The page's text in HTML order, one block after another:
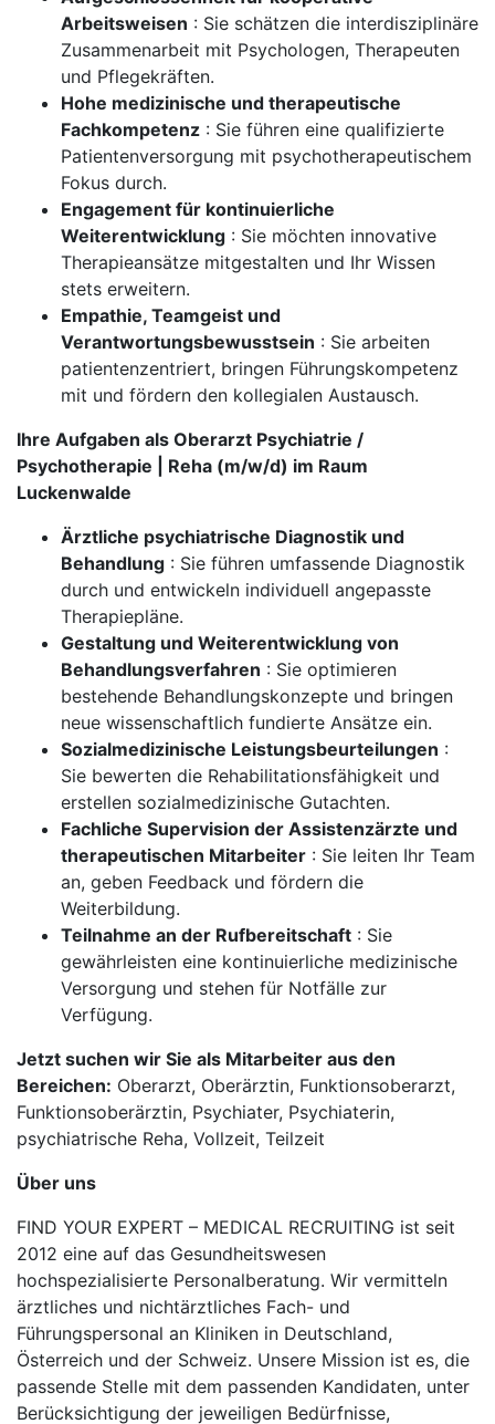
Arbeitsweisen : Sie schätzen die interdisziplinäre
Zusammenarbeit mit Psychologen, Therapeuten
und Pflegekräften.
Hohe medizinische und therapeutische
Fachkompetenz : Sie führen eine qualifizierte
Patientenversorgung mit psychotherapeutischem
Fokus durch.
Engagement für kontinuierliche
Weiterentwicklung : Sie möchten innovative
Therapieansätze mitgestalten und Ihr Wissen
stets erweitern.
Empathie, Teamgeist und
Verantwortungsbewusstsein : Sie arbeiten
patientenzentriert, bringen Führungskompetenz
mit und fördern den kollegialen Austausch.
Ihre Aufgaben als Oberarzt Psychiatrie /
Psychotherapie | Reha (m/w/d) im Raum
Luckenwalde
Ärztliche psychiatrische Diagnostik und
Behandlung : Sie führen umfassende Diagnostik
durch und entwickeln individuell angepasste
Therapiepläne.
Gestaltung und Weiterentwicklung von
Behandlungsverfahren : Sie optimieren
bestehende Behandlungskonzepte und bringen
neue wissenschaftlich fundierte Ansätze ein.
Sozialmedizinische Leistungsbeurteilungen :
Sie bewerten die Rehabilitationsfähigkeit und
erstellen sozialmedizinische Gutachten.
Fachliche Supervision der Assistenzärzte und
therapeutischen Mitarbeiter : Sie leiten Ihr Team
an, geben Feedback und fördern die
Weiterbildung.
Teilnahme an der Rufbereitschaft : Sie
gewährleisten eine kontinuierliche medizinische
Versorgung und stehen für Notfälle zur
Verfügung.
Jetzt suchen wir Sie als Mitarbeiter aus den
Bereichen: Oberarzt, Oberärztin, Funktionsoberarzt,
Funktionsoberärztin, Psychiater, Psychiaterin,
psychiatrische Reha, Vollzeit, Teilzeit
Über uns
FIND YOUR EXPERT – MEDICAL RECRUITING ist seit
2012 eine auf das Gesundheitswesen
hochspezialisierte Personalberatung. Wir vermitteln
ärztliches und nichtärztliches Fach- und
Führungspersonal an Kliniken in Deutschland,
Österreich und der Schweiz. Unsere Mission ist es, die
passende Stelle mit dem passenden Kandidaten, unter
Berücksichtigung der jeweiligen Bedürfnisse,